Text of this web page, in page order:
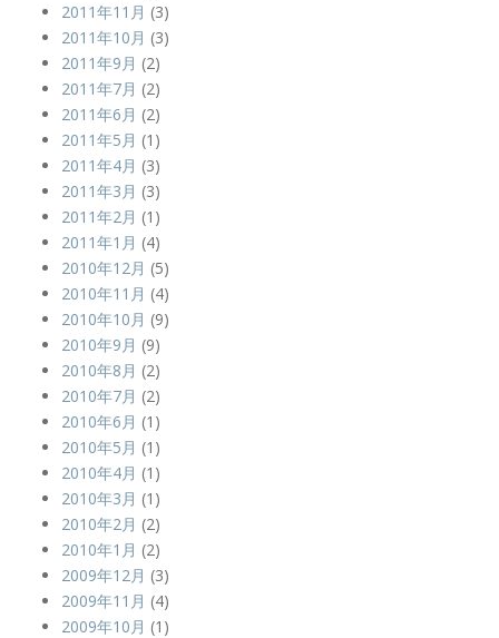
2011年11月 (3)
2011年10月 (3)
2011年9月 (2)
2011年7月 (2)
2011年6月 (2)
2011年5月 (1)
2011年4月 (3)
2011年3月 (3)
2011年2月 (1)
2011年1月 (4)
2010年12月 (5)
2010年11月 (4)
2010年10月 (9)
2010年9月 (9)
2010年8月 (2)
2010年7月 (2)
2010年6月 (1)
2010年5月 (1)
2010年4月 (1)
2010年3月 (1)
2010年2月 (2)
2010年1月 (2)
2009年12月 (3)
2009年11月 (4)
2009年10月 (1)